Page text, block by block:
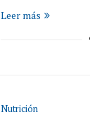
Leer más
Nutrición